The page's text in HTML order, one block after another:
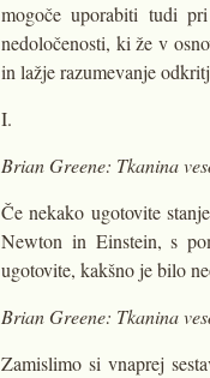
mogoče uporabiti tudi
nedoločenosti, ki že v
in lažje razumevanje
I.
Brian Greene: Tkanina
Če nekako ugotovite
Newton in Einstein, s
ugotovite, kakšno je bilo
Brian Greene: Tkanina
Zamislimo si vnaprej